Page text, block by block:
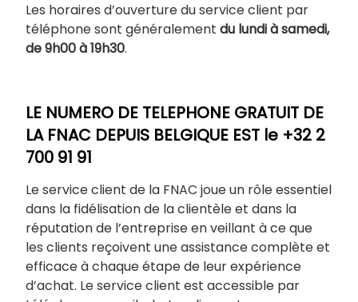
Les horaires d’ouverture du service client par
téléphone sont généralement du lundi à samedi,
de 9h00 à 19h30.
LE NUMERO DE TELEPHONE GRATUIT DE
LA FNAC DEPUIS BELGIQUE EST le +32 2
700 91 91
Le service client de la FNAC joue un rôle essentiel
dans la fidélisation de la clientèle et dans la
réputation de l’entreprise en veillant à ce que
les clients reçoivent une assistance complète et
efficace à chaque étape de leur expérience
d’achat. Le service client est accessible par